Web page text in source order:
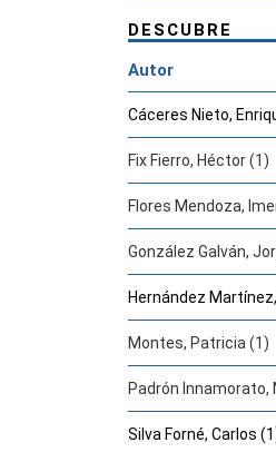
DESCUBRE
Autor
Cáceres Nieto,
Fix Fierro, Héctor (1)
Flores Mendoza,
González Galván,
Hernández
Montes, Patricia (1)
Padrón Innamorato,
Silva Forné, Carlos